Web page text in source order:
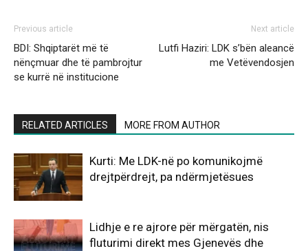
Previous article
BDI: Shqiptarët më të
nënçmuar dhe të pambrojtur
se kurrë në institucione
Next article
Lutfi Haziri: LDK s’bën aleancë
me Vetëvendosjen
RELATED ARTICLES MORE FROM AUTHOR
Kurti: Me LDK-në po komunikojmë
drejtpërdrejt, pa ndërmjetësues
Lidhje e re ajrore për mërgatën, nis
fluturimi direkt mes Gjenevës dhe